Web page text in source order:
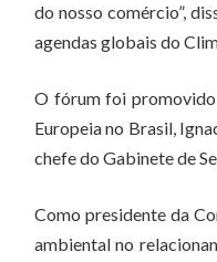
do nosso comércio”,
agendas globais do
O fórum foi promovido
Europeia no Brasil,
chefe do Gabinete de
Como presidente da
ambiental no